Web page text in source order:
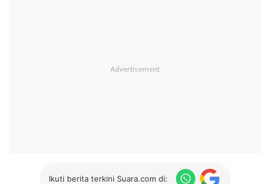
Ikuti berita terkini Suara.com di: